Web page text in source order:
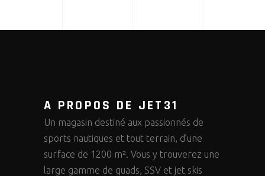
A PROPOS DE JET31
Un magasin destiné aux passionnés de
sports nautiques et tout terrain, d’une
surface de 1200 m². Vous y trouverez une
large gamme de quads, SSV et jet skis